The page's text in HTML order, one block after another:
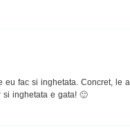
eu fac si inghetata. Concret, le
inghetata e gata! 🙂